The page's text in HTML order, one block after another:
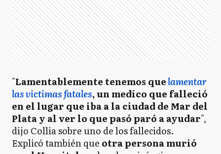
"Lamentablemente tenemos quelamentar
las victimas fatales, un medico que falleció
en el lugar que iba a la ciudad de Mar del
Plata y al ver lo que pasó paró a ayudar",
dijo Collia sobre uno de los fallecidos.
Explicó también que otra persona murió